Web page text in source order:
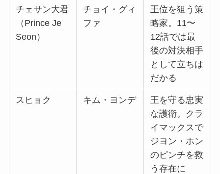
チェサン大君
（Prince Je
Seon）
チョイ・グィ
ファ
王位を狙う策
略家。11〜
12話では最
後の対決相手
として立ちは
だかる
スヒョク キム・ヨンデ
王を守る忠実
な護衛。クラ
イマックスで
ジヨン・ホン
のピンチを救
う存在に